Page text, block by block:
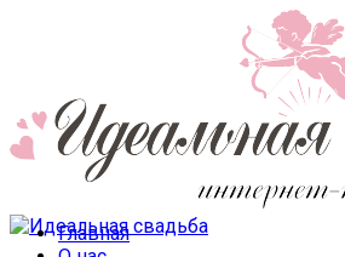
Главная